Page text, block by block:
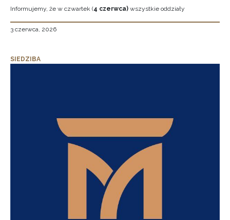
Informujemy, że w czwartek (4 czerwca) wszystkie oddziały
3 czerwca, 2026
SIEDZIBA